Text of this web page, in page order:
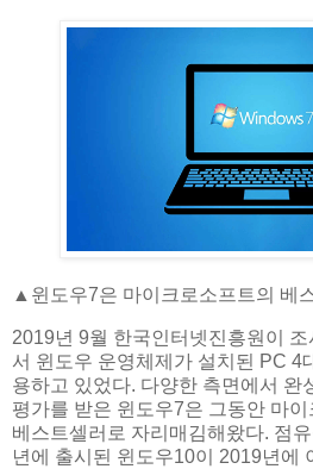
▲​윈도우7은 마이크로소프트의 베
2019년 9월 한국인터넷진흥원이 조
서 윈도우 운영체제가 설치된 PC 4
용하고 있었다. 다양한 측면에서 완
평가를 받은 윈도우7은 그동안 마이
베스트셀러로 자리매김해왔다. 점
년에 출시된 윈도우10이 2019년에